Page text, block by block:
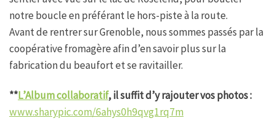
notre boucle en préférant le hors-piste à la route.
Avant de rentrer sur Grenoble, nous sommes passés par la
coopérative fromagère afin d’en savoir plus sur la
fabrication du beaufort et se ravitailler.
**L’Album collaboratif, il suffit d’y rajouter vos photos :
www.sharypic.com/6ahys0h9qvg1rq7m